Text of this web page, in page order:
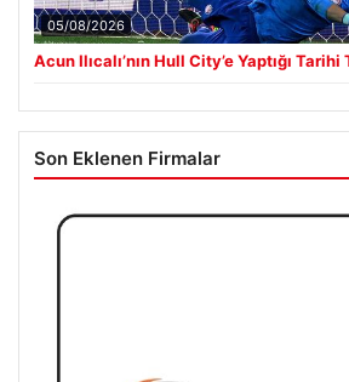
05/08/2026
Acun Ilıcalı’nın Hull City’e Yaptığı
Son Eklenen Firmalar